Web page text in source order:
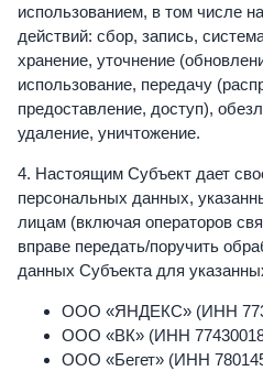
использованием, в том числе
действий: сбор, запись,
хранение, уточнение
использование, передачу
предоставление, доступ),
удаление, уничтожение.
4. Настоящим Субъект дает
персональных данных,
лицам (включая операторов
вправе передать/поручить
данных Субъекта для
ООО «ЯНДЕКС» (ИНН
ООО «ВК» (ИНН
ООО «Бегет» (ИНН